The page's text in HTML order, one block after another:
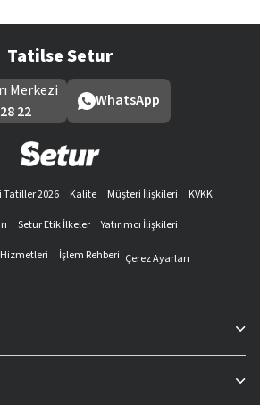
Tatilse Setur
Merkezi
22
WhatsApp
Tatiller 2026 Kalite Müşteri İlişkileri
KVKK
Setur Etik İlkeler
Yatırımcı İlişkileri
İşlem Rehberi Çerez Ayarları